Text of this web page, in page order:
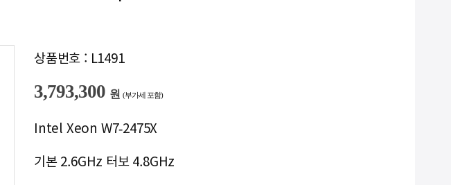
상품번호 : L1491
3,793,300 원 (부가세 포함)
Intel Xeon W7-2475X
기본 2.6GHz 터보 4.8GHz